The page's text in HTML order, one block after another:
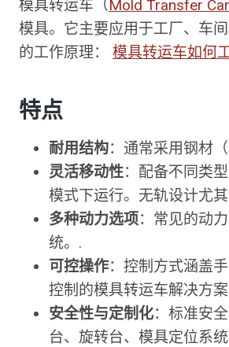
模具转运车（Mold Transfer
模具。它主要应用于工厂、车
的工作原理： 模具转运车如何
特点
耐用结构：通常采用钢材
灵活移动性：配备不同类
模式下运行。无轨设计尤
多种动力选项：常见的动
统。.
可控操作：控制方式涵盖
控制的模具转运车解决方
安全性与定制化：标准安
台、旋转台、模具定位系